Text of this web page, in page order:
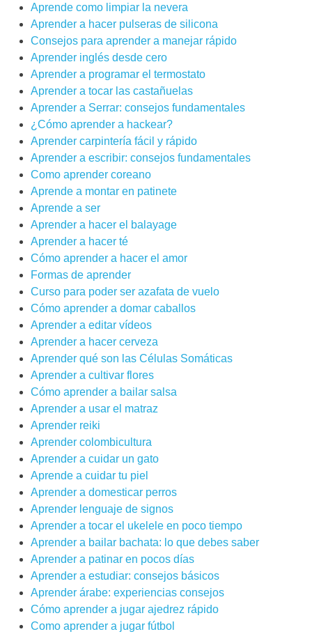
Aprende como limpiar la nevera
Aprender a hacer pulseras de silicona
Consejos para aprender a manejar rápido
Aprender inglés desde cero
Aprender a programar el termostato
Aprender a tocar las castañuelas
Aprender a Serrar: consejos fundamentales
¿Cómo aprender a hackear?
Aprender carpintería fácil y rápido
Aprender a escribir: consejos fundamentales
Como aprender coreano
Aprende a montar en patinete
Aprende a ser
Aprender a hacer el balayage
Aprender a hacer té
Cómo aprender a hacer el amor
Formas de aprender
Curso para poder ser azafata de vuelo
Cómo aprender a domar caballos
Aprender a editar vídeos
Aprender a hacer cerveza
Aprender qué son las Células Somáticas
Aprender a cultivar flores
Cómo aprender a bailar salsa
Aprender a usar el matraz
Aprender reiki
Aprender colombicultura
Aprender a cuidar un gato
Aprende a cuidar tu piel
Aprender a domesticar perros
Aprender lenguaje de signos
Aprender a tocar el ukelele en poco tiempo
Aprender a bailar bachata: lo que debes saber
Aprender a patinar en pocos días
Aprender a estudiar: consejos básicos
Aprender árabe: experiencias consejos
Cómo aprender a jugar ajedrez rápido
Como aprender a jugar fútbol